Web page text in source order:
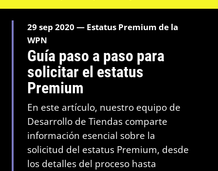
29 sep 2020 — Estatus Premium de la
WPN
Guía paso a paso para
solicitar el estatus
Premium
En este artículo, nuestro equipo de
Desarrollo de Tiendas comparte
información esencial sobre la
solicitud del estatus Premium, desde
los detalles del proceso hasta